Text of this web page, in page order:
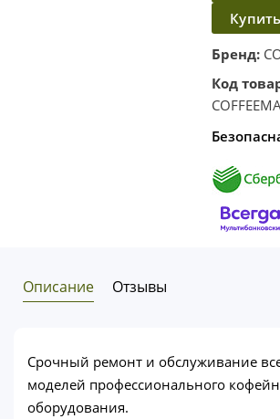
в
Купить
в один
клик
Бренд:
Код
Описание Отзывы
Срочный ремонт и обслуживание
моделей профессионального
оборудования.